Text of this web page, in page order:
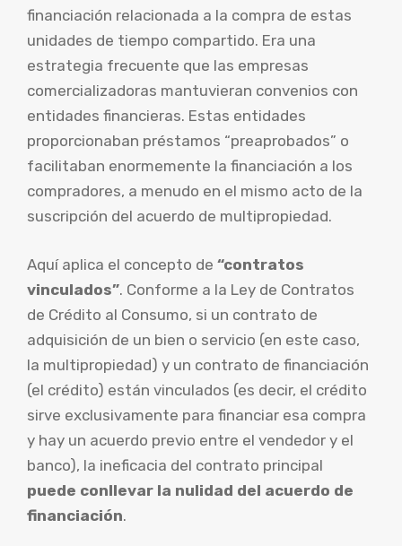
financiación relacionada a la compra de estas
unidades de tiempo compartido. Era una
estrategia frecuente que las empresas
comercializadoras mantuvieran convenios con
entidades financieras. Estas entidades
proporcionaban préstamos “preaprobados” o
facilitaban enormemente la financiación a los
compradores, a menudo en el mismo acto de la
suscripción del acuerdo de multipropiedad.
Aquí aplica el concepto de “contratos
vinculados”. Conforme a la Ley de Contratos
de Crédito al Consumo, si un contrato de
adquisición de un bien o servicio (en este caso,
la multipropiedad) y un contrato de financiación
(el crédito) están vinculados (es decir, el crédito
sirve exclusivamente para financiar esa compra
y hay un acuerdo previo entre el vendedor y el
banco), la ineficacia del contrato principal
puede conllevar la nulidad del acuerdo de
financiación.